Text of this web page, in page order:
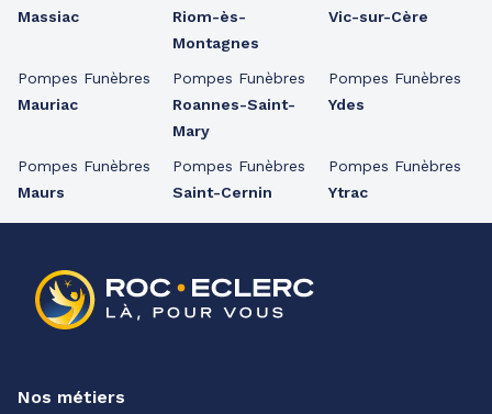
Massiac
Pompes Funèbres
Mauriac
Pompes Funèbres
Maurs
Riom-ès-
Montagnes
Pompes Funèbres
Roannes-Saint-
Mary
Pompes Funèbres
Saint-Cernin
Vic-sur-Cère
Pompes Funèbres
Ydes
Pompes Funèbres
Ytrac
Nos métiers